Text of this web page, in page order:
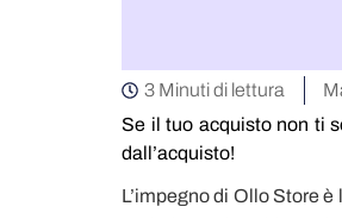
3 Minuti di lettura
Se il tuo acquisto non ti
dall’acquisto!
L’impegno di Ollo Store